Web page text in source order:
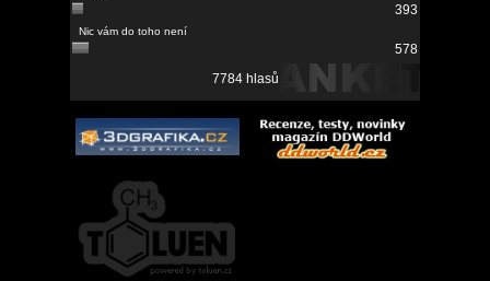
393
578
7784 hlasů